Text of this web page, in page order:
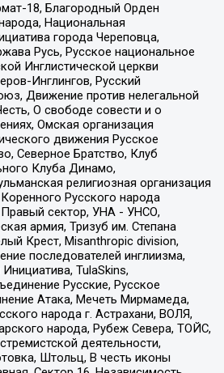
18, Благородный Орден
Национальная
города Череповца,
Русь, Русское национальное
Инглистической церкви
Инглингов, Русский
Движение против нелегальной
О свободе совести и о
Омская организация
движения Русское
Северное Братство, Клуб
Клуба Динамо,
религиозная организация
Русского народа
сектор, УНА - УНСО,
армия, Тризуб им. Степана
Крест, Misanthropic division,
последователей инглиизма,
TulaSkins,
Русские, Русское
Атака, Мечеть Мирмамеда,
народа г. Астрахани, ВОЛЯ,
народа, Рубеж Севера, ТОЙС,
деятельности,
Штольц, В честь иконы